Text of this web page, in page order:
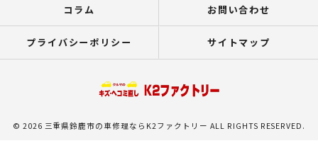
コラム お問い合わせ
プライバシーポリシー サイトマップ
© 2026 三重県鈴鹿市の車修理ならK2ファクトリー ALL RIGHTS RESERVED.